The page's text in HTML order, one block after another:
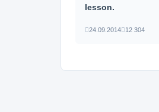
lesson.
24.09.2014 12 304